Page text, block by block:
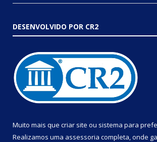
DESENVOLVIDO POR CR2
Muito mais que criar site ou sistema para
Realizamos uma assessoria completa, onde